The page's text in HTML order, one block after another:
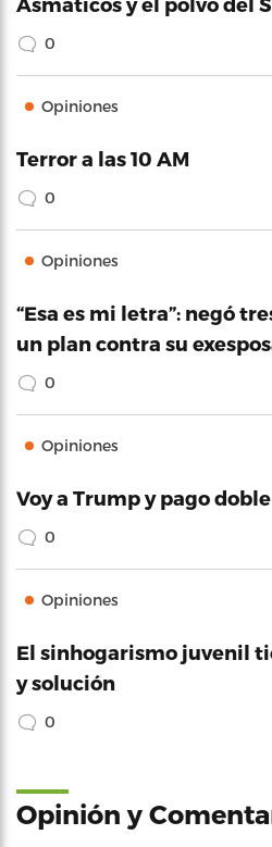
0
Opiniones
Terror a las 10 AM
0
Opiniones
“Esa es mi letra”: negó
un plan contra su
0
Opiniones
Voy a Trump y pago doble
0
Opiniones
El sinhogarismo juvenil
y solución
0
Opinión y